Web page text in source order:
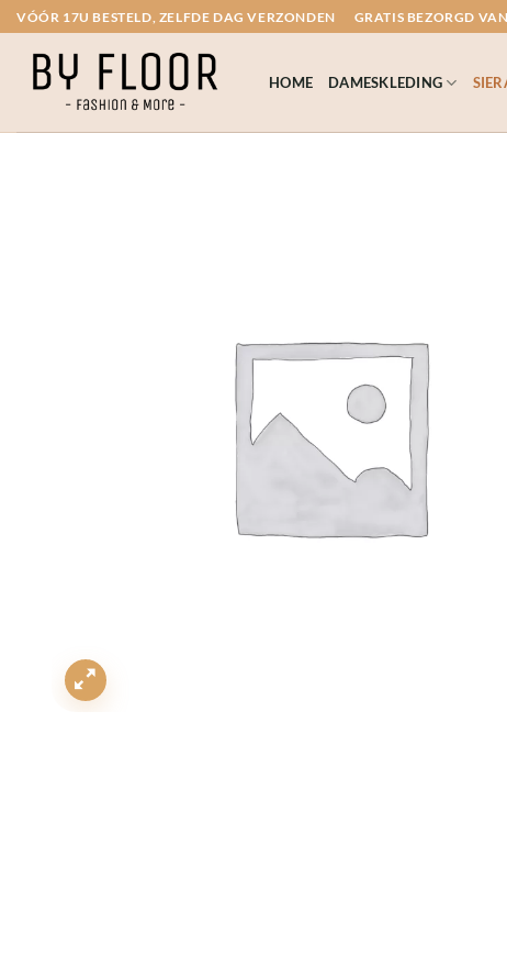
Ga
naar
inhoud
VÓÓR 17U BESTELD, ZELFDE DAG VERZONDEN GRATIS BEZORGD
HOME DAMESKLEDING